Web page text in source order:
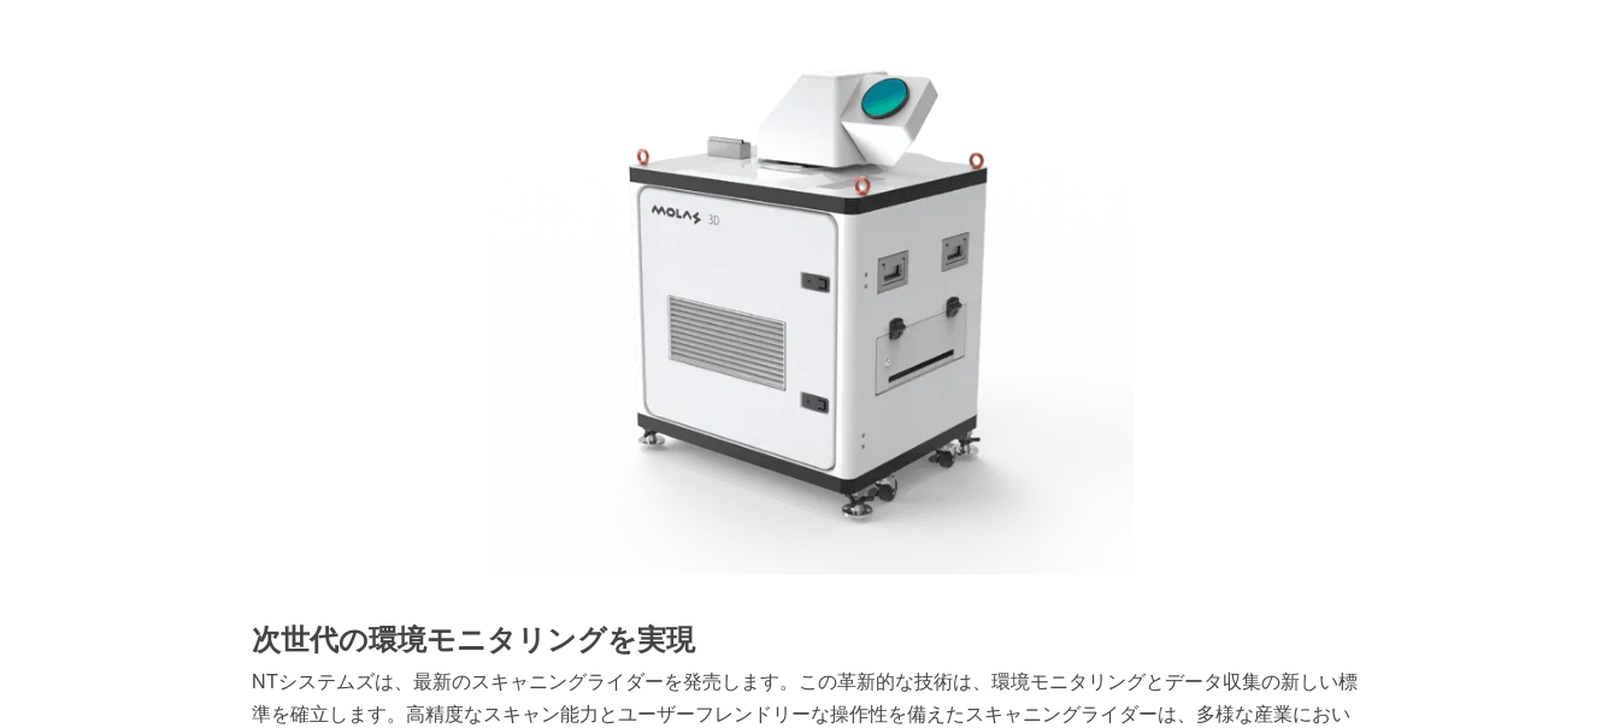
次世代の環境モニタリングを実現
NTシステムズは、最新のスキャニングライダーを発売します。この革新的な技術は、環境モニタリングとデータ収集の新しい標
準を確立します。高精度なスキャン能力とユーザーフレンドリーな操作性を備えたスキャニングライダーは、多様な産業におい